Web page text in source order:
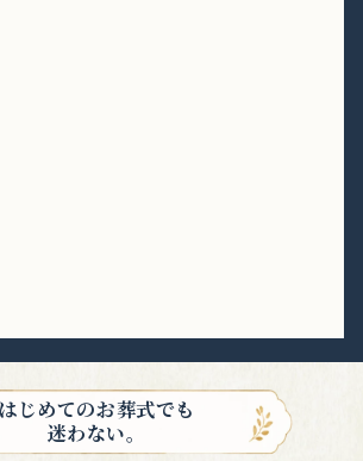
はじめてのお葬式でも
迷わない。